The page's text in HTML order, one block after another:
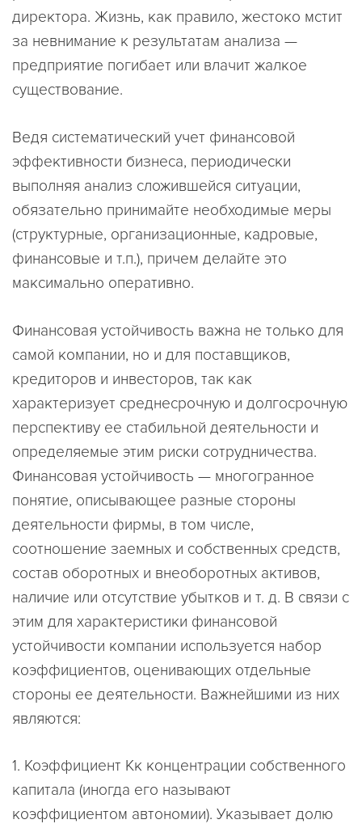
директора. Жизнь, как правило, жестоко мстит
за невнимание к результатам анализа —
предприятие погибает или влачит жалкое
существование.
Ведя систематический учет финансовой
эффективности бизнеса, периодически
выполняя анализ сложившейся ситуации,
обязательно принимайте необходимые меры
(структурные, организационные, кадровые,
финансовые и т.п.), причем делайте это
максимально оперативно.
Финансовая устойчивость важна не только для
самой компании, но и для поставщиков,
кредиторов и инвесторов, так как
характеризует среднесрочную и долгосрочную
перспективу ее стабильной деятельности и
определяемые этим риски сотрудничества.
Финансовая устойчивость — многогранное
понятие, описывающее разные стороны
деятельности фирмы, в том числе,
соотношение заемных и собственных средств,
состав оборотных и внеоборотных активов,
наличие или отсутствие убытков и т. д. В связи с
этим для характеристики финансовой
устойчивости компании используется набор
коэффициентов, оценивающих отдельные
стороны ее деятельности. Важнейшими из них
являются:
1. Коэффициент Кк концентрации собственного
капитала (иногда его называют
коэффициентом автономии). Указывает долю